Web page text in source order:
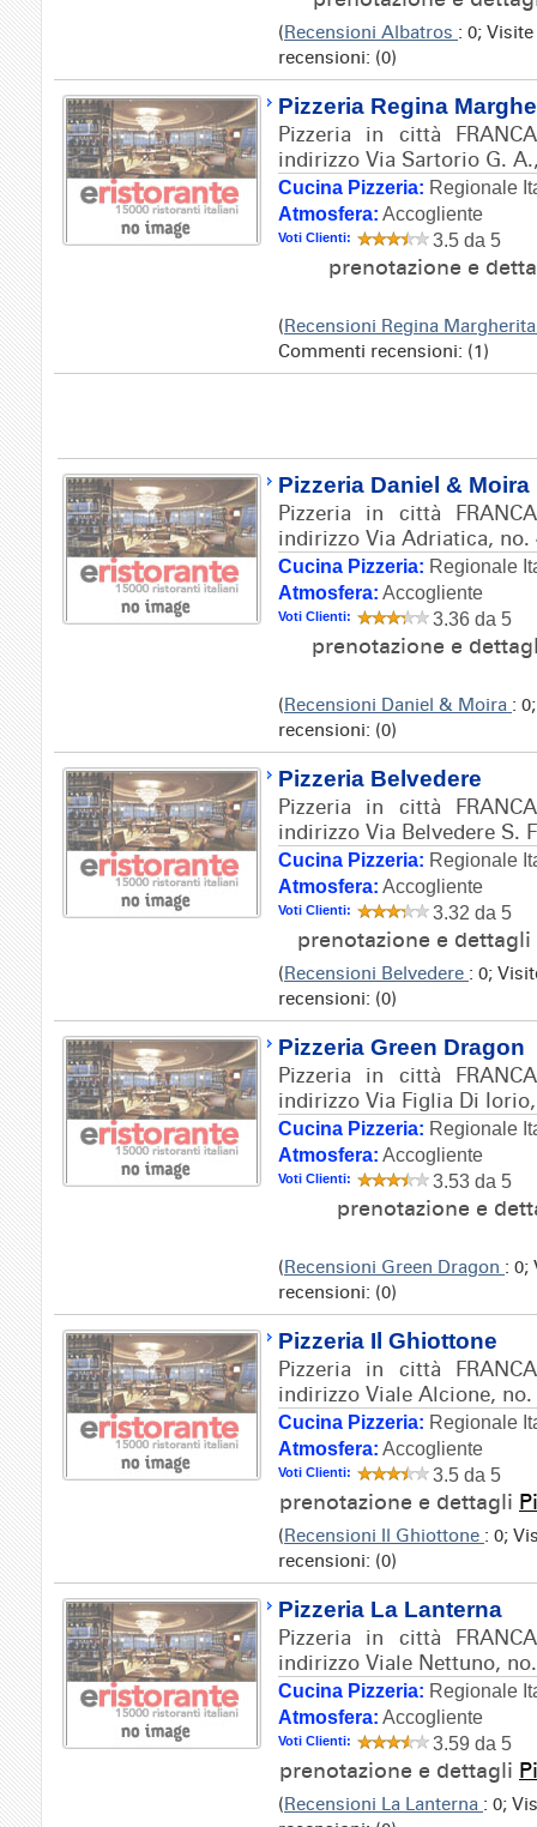
(Recensioni Albatros : 0;
recensioni: (0)
Pizzeria Regina
Pizzeria in città
indirizzo Via Sartorio G.
Cucina Pizzeria: Regionale
Atmosfera: Accogliente
Voti Clienti: 3.5 da 5
prenotazione e
(Recensioni Regina
Commenti recensioni: (1)
Pizzeria Daniel & Moira
Pizzeria in città
indirizzo Via Adriatica, no.
Cucina Pizzeria: Regionale
Atmosfera: Accogliente
Voti Clienti: 3.36 da 5
prenotazione e
(Recensioni Daniel & Moira :
recensioni: (0)
Pizzeria Belvedere
Pizzeria in città
indirizzo Via Belvedere S.
Cucina Pizzeria: Regionale
Atmosfera: Accogliente
Voti Clienti: 3.32 da 5
prenotazione e dettagli
(Recensioni Belvedere : 0;
recensioni: (0)
Pizzeria Green Dragon
Pizzeria in città
indirizzo Via Figlia Di
Cucina Pizzeria: Regionale
Atmosfera: Accogliente
Voti Clienti: 3.53 da 5
prenotazione e
(Recensioni Green Dragon : 0;
recensioni: (0)
Pizzeria Il Ghiottone
Pizzeria in città
indirizzo Viale Alcione, no.
Cucina Pizzeria: Regionale
Atmosfera: Accogliente
Voti Clienti: 3.5 da 5
prenotazione e dettagli
(Recensioni Il Ghiottone : 0;
recensioni: (0)
Pizzeria La Lanterna
Pizzeria in città
indirizzo Viale Nettuno,
Cucina Pizzeria: Regionale
Atmosfera: Accogliente
Voti Clienti: 3.59 da 5
prenotazione e dettagli
(Recensioni La Lanterna : 0;